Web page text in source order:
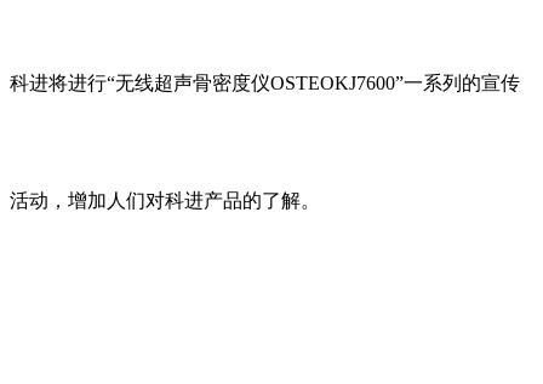
科进将进行“无线超声骨密度仪OSTEOKJ7600”一系列的宣传
活动，增加人们对科进产品的了解。